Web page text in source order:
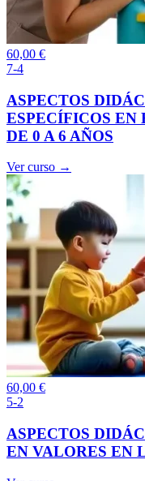
60,00 €
7-4
ASPECTOS
ESPECÍFICOS EN
DE 0 A 6 AÑOS
Ver curso →
60,00 €
5-2
ASPECTOS
EN VALORES EN